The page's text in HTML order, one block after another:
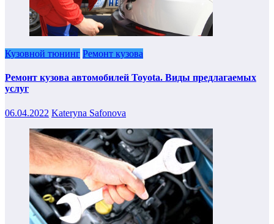
Кузовной тюнинг Ремонт кузова
Ремонт кузова автомобилей Toyota. Виды предлагаемых
услуг
06.04.2022 Kateryna Safonova